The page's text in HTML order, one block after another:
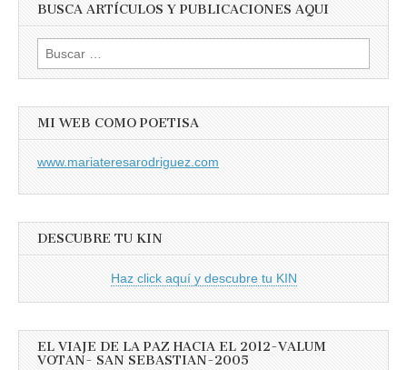
BUSCA ARTÍCULOS Y PUBLICACIONES AQUI
Buscar:
MI WEB COMO POETISA
www.mariateresarodriguez.com
DESCUBRE TU KIN
Haz click aquí y descubre tu KIN
EL VIAJE DE LA PAZ HACIA EL 2012-VALUM
VOTAN- SAN SEBASTIAN-2005